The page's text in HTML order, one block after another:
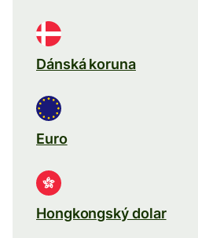
Dánská koruna
Euro
Hongkongský dolar